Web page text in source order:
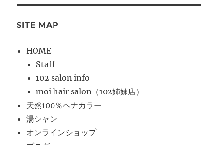
SITE MAP
HOME
Staff
102 salon info
moi hair salon（102姉妹店）
天然100％ヘナカラー
湯シャン
オンラインショップ